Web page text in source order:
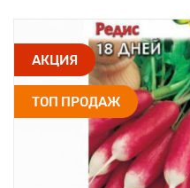
АКЦИЯ
ТОП ПРОДАЖ